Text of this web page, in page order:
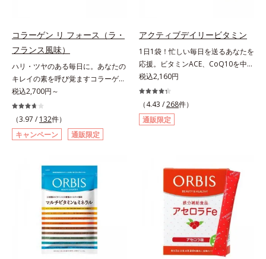
になる悩みも、おやつやデザート時
にぷるんっと食べて解消を目指しま
しょう。脂肪分ゼロ＆1袋20kcal
で、ダイエット中でも安心です。各
商品の詳しい情報は商品ページをご
覧ください。・BEAUTY夏祭りは、
こちら
コラーゲン リ フォース（ラ・
フランス風味）
ハリ・ツヤのある毎日に。あなたの
キレイの素を呼び覚ますコラーゲン
ドリンク。体内のコラーゲンに着目
したコラーゲンドリンクです。秘密
はレモンバームエキス。コラーゲン
と相性のいい美容素材を配合するこ
とで、あなたに眠るキレイの因子を
るだけでは実感しにくい」という方
にこそおすすめ。さらに、分子が小
さく吸収されやすい「低分子コラー
ゲン」を1本にたっぷり10,000mg
配合。サポート成分のビタミンC、
スムーズに届けるヒハツエキスも加
わることで、毎日のハリ・ツヤをし
っかりと応援します。山形県産の
税込2,700円～
（3.97 / 132件）
キャンペーン
通販限定
アクティブデイリービタミン
1日1袋！忙しい毎日を送るあなたを
応援。ビタミンACE、CoQ10を中心
に19種類の成分が一度に摂れる！。
必要な分だけビタミンAに変換され
るβ-カロテン、一部にタイムリリー
ス加工を施したビタミンC、3種の
ビタミンEを中心に、注目成分のコ
助け合って働く性質があるため、そ
れぞれの役割や相性を考え抜き、独
自成分ネットワークを完成。バラン
スの良い配合でハードな毎日を頼も
しくサポートします。また、携帯に
便利な個包装なので、手軽にビタミ
ンを補給できます。
税込2,160円
（4.43 /268件）
通販限定